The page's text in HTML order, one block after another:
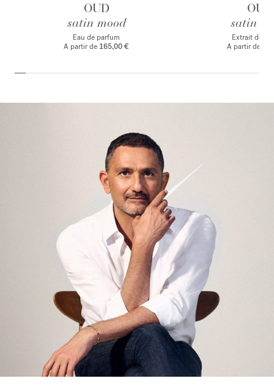
OUD
satin mood
Eau de parfum
A partir de 165,00 €
OUD
satin
Extrait de
A partir de